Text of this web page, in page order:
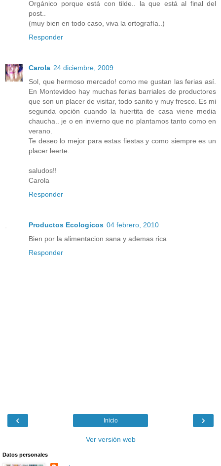
Orgánico porque está con tilde.. la que está al final del
post..
(muy bien en todo caso, viva la ortografía..)
Responder
Carola 24 diciembre, 2009
Sol, que hermoso mercado! como me gustan las ferias así.
En Montevideo hay muchas ferias barriales de productores
que son un placer de visitar, todo sanito y muy fresco. Es mi
segunda opción cuando la huertita de casa viene media
chaucha.. je o en invierno que no plantamos tanto como en
verano.
Te deseo lo mejor para estas fiestas y como siempre es un
placer leerte.
saludos!!
Carola
Responder
Productos Ecologicos 04 febrero, 2010
Bien por la alimentacion sana y ademas rica
Responder
‹ ›
Inicio
Ver versión web
Datos personales